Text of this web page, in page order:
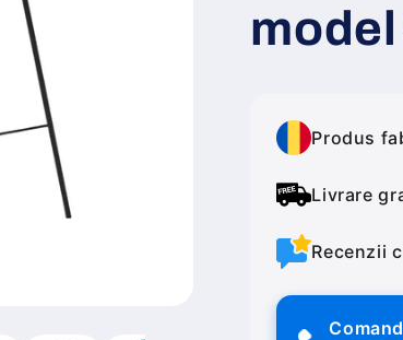
Produs
Livrare
Recenzii